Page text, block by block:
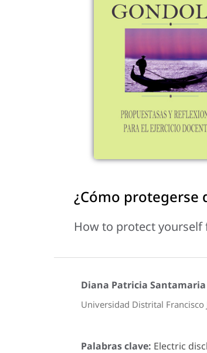
¿Cómo protegerse
How to protect yourself
Diana Patricia Santamaria
Universidad Distrital Francisco
Palabras clave: Electric